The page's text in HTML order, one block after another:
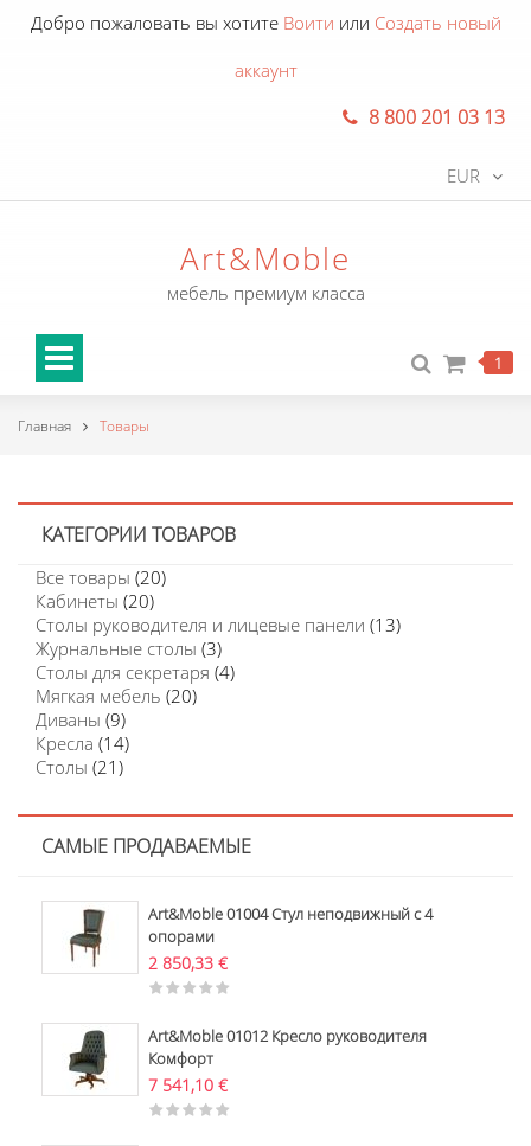
Добро пожаловать вы хотите Воити или Создать новый
аккаунт
8 800 201 03 13
EUR
Art&Moble
мебель премиум класса
1
Главная Товары
КАТЕГОРИИ ТОВАРОВ
Все товары (20)
Кабинеты (20)
Столы руководителя и лицевые панели (13)
Журнальные столы (3)
Столы для секретаря (4)
Мягкая мебель (20)
Диваны (9)
Кресла (14)
Столы (21)
САМЫЕ ПРОДАВАЕМЫЕ
Art&Moble 01004 Стул неподвижный с 4
опорами
2 850,33 €
Art&Moble 01012 Кресло руководителя
Комфорт
7 541,10 €